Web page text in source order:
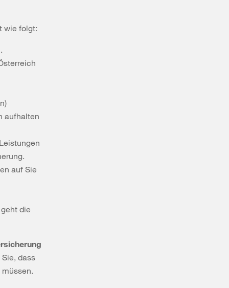
wie folgt:
aufhalten
auf Sie
die
dass